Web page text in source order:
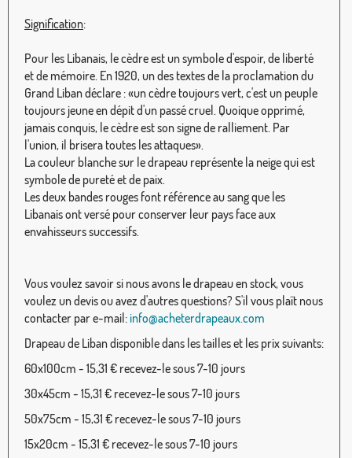
Signification:
Pour les Libanais, le cèdre est un symbole d'espoir, de liberté
et de mémoire. En 1920, un des textes de la proclamation du
Grand Liban déclare : «un cèdre toujours vert, c'est un peuple
toujours jeune en dépit d'un passé cruel. Quoique opprimé,
jamais conquis, le cèdre est son signe de ralliement. Par
l'union, il brisera toutes les attaques».
La couleur blanche sur le drapeau représente la neige qui est
symbole de pureté et de paix.
Les deux bandes rouges font référence au sang que les
Libanais ont versé pour conserver leur pays face aux
envahisseurs successifs.
Vous voulez savoir si nous avons le drapeau en stock, vous
voulez un devis ou avez d'autres questions? S'il vous plaît nous
contacter par e-mail:info@acheterdrapeaux.com
Drapeau de Liban disponible dans les tailles et les prix suivants:
60x100cm - 15,31 € recevez-le sous 7-10 jours
30x45cm - 15,31 € recevez-le sous 7-10 jours
50x75cm - 15,31 € recevez-le sous 7-10 jours
15x20cm - 15,31 € recevez-le sous 7-10 jours